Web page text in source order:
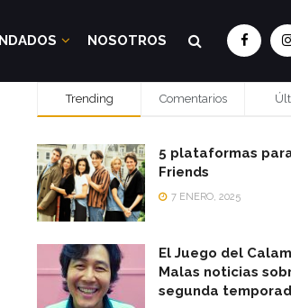
NOSOTROS
Trending Comentarios
5 plataformas
Friends
7 ENERO, 2025
El Juego del
Malas noticias
segunda